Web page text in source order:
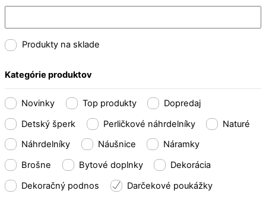
Produkty na sklade
Kategórie produktov
Novinky Top produkty
Dopredaj
Detský šperk
Perličkové náhrdelníky
Naturé
Náhrdelníky
Náušnice
Náramky
Brošne
Bytové doplnky
Dekorácia
Dekoračný podnos
Darčekové poukážky